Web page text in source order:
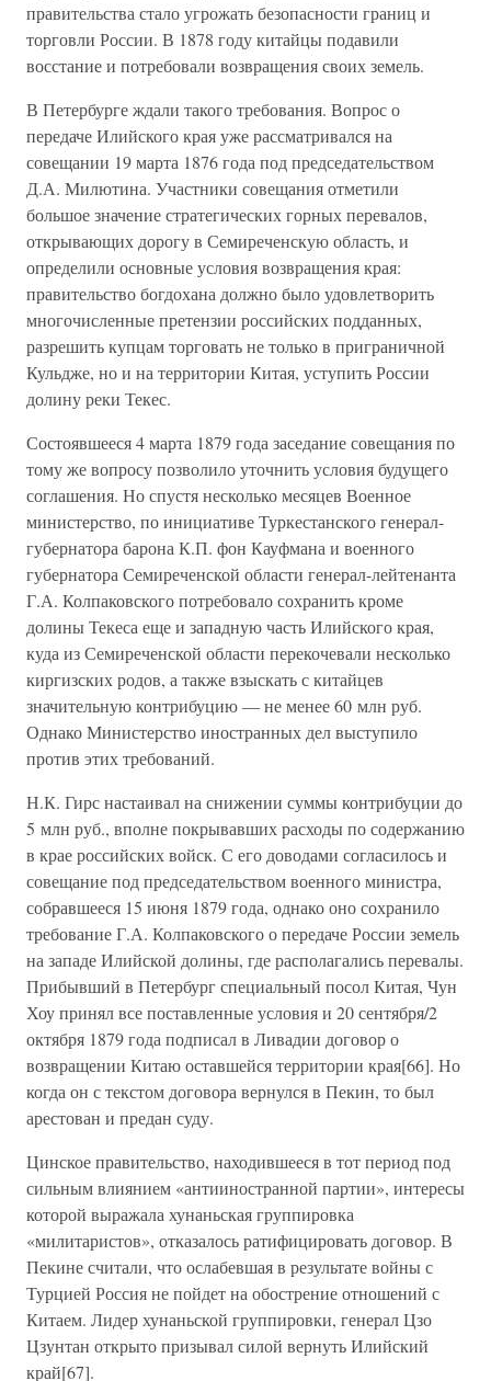
правительства стало угрожать безопасности границ и
торговли России. В 1878 году китайцы подавили
восстание и потребовали возвращения своих земель.
В Петербурге ждали такого требования. Вопрос о
передаче Илийского края уже рассматривался на
совещании 19 марта 1876 года под председательством
Д.А. Милютина. Участники совещания отметили
большое значение стратегических горных перевалов,
открывающих дорогу в Семиреченскую область, и
определили основные условия возвращения края:
правительство богдохана должно было удовлетворить
многочисленные претензии российских подданных,
разрешить купцам торговать не только в приграничной
Кульдже, но и на территории Китая, уступить России
долину реки Текес.
Состоявшееся 4 марта 1879 года заседание совещания по
тому же вопросу позволило уточнить условия будущего
соглашения. Но спустя несколько месяцев Военное
министерство, по инициативе Туркестанского генерал-
губернатора барона К.П. фон Кауфмана и военного
губернатора Семиреченской области генерал-лейтенанта
Г.А. Колпаковского потребовало сохранить кроме
долины Текеса еще и западную часть Илийского края,
куда из Семиреченской области перекочевали несколько
киргизских родов, а также взыскать с китайцев
значительную контрибуцию — не менее 60 млн руб.
Однако Министерство иностранных дел выступило
против этих требований.
Н.К. Гирс настаивал на снижении суммы контрибуции до
5 млн руб., вполне покрывавших расходы по содержанию
в крае российских войск. С его доводами согласилось и
совещание под председательством военного министра,
собравшееся 15 июня 1879 года, однако оно сохранило
требование Г.А. Колпаковского о передаче России земель
на западе Илийской долины, где располагались перевалы.
Прибывший в Петербург специальный посол Китая, Чун
Хоу принял все поставленные условия и 20 сентября/2
октября 1879 года подписал в Ливадии договор о
возвращении Китаю оставшейся территории края[66]. Но
когда он с текстом договора вернулся в Пекин, то был
арестован и предан суду.
Цинское правительство, находившееся в тот период под
сильным влиянием «антииностранной партии», интересы
которой выражала хунаньская группировка
«милитаристов», отказалось ратифицировать договор. В
Пекине считали, что ослабевшая в результате войны с
Турцией Россия не пойдет на обострение отношений с
Китаем. Лидер хунаньской группировки, генерал Цзо
Цзунтан открыто призывал силой вернуть Илийский
край[67].